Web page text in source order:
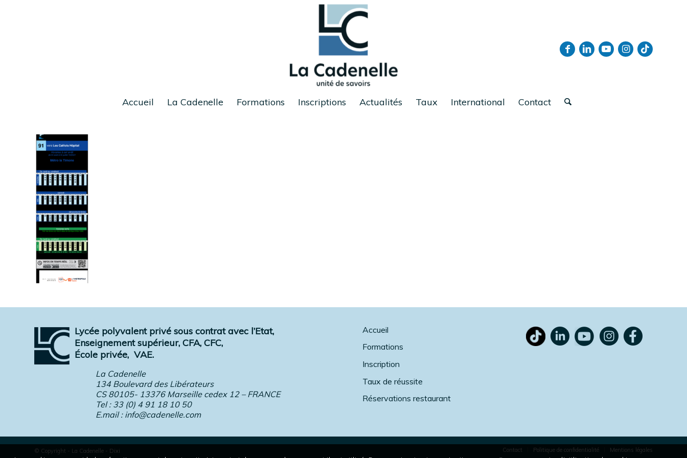
Accueil La Cadenelle Formations Inscriptions Actualités Taux International Contact
Lycée polyvalent privé sous contrat avec l’Etat,
Enseignement supérieur, CFA, CFC,
École privée, VAE.
La Cadenelle
134 Boulevard des Libérateurs
CS 80105- 13376 Marseille cedex 12 – FRANCE
Tel : 33 (0) 4 91 18 10 50
E.mail : info@cadenelle.com
Accueil
Formations
Inscription
Taux de réussite
Réservations restaurant
© Copyright - La Cadenelle - Dixi Contact Politique de confidentialité Mentions légales